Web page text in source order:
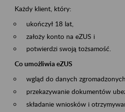
Każdy klient, który:
ukończył 18 lat,
założy konto na eZUS i
potwierdzi swoją tożsamość.
Co umożliwia eZUS
wgląd do danych
przekazywanie dokumentów
składanie wniosków i